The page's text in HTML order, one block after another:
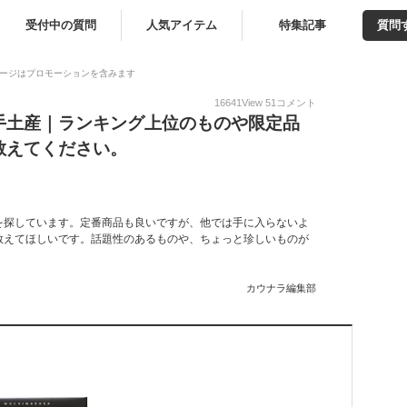
受付中の質問 人気アイテム 特集記事 質問
ジはプロモーションを含みます
16641View 51 コメント
産｜ランキング上位のものや限定品
てください。
しています。定番商品も良いですが、他では手に入らないよ
てほしいです。話題性のあるものや、ちょっと珍しいものが
カウナラ編集部